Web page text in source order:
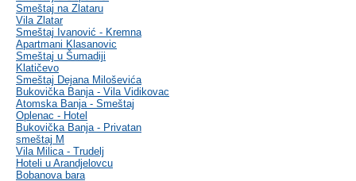
Smeštaj na Zlataru
Vila Zlatar
Smeštaj Ivanović - Kremna
Apartmani Klasanovic
Smeštaj u Šumadiji
Klatičevo
Smeštaj Dejana Miloševića
Bukovička Banja - Vila Vidikovac
Atomska Banja - Smeštaj
Oplenac - Hotel
Bukovička Banja - Privatan
smeštaj M
Vila Milica - Trudelj
Hoteli u Arandjelovcu
Bobanova bara